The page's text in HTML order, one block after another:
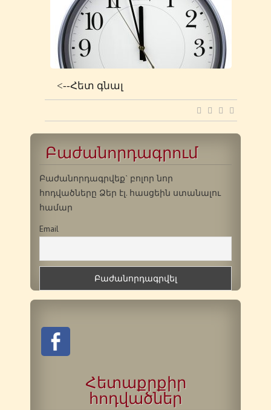
<--Հետ գնալ
Բաժանորդագրում
Բաժանորդագրվեք` բոլոր նոր
հոդվածները Ձեր էլ. հասցեին ստանալու
համար
Email
Հետաքրքիր
հոդվածներ